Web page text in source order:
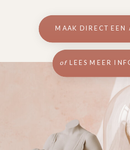
ofLEES MEER
MAAK DIRECT EEN